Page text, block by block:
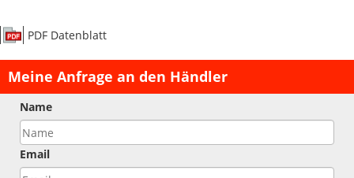
PDF Datenblatt
Meine Anfrage an den Händler
Name
Email